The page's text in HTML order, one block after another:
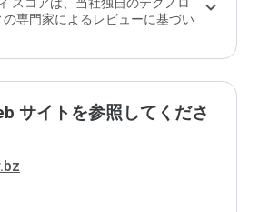
専門家によるレビューに基づい
サイトを参照してくださ